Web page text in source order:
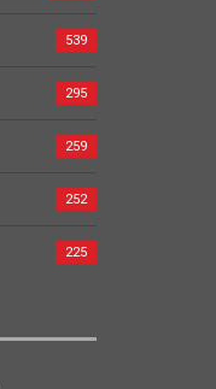
539
295
259
252
225